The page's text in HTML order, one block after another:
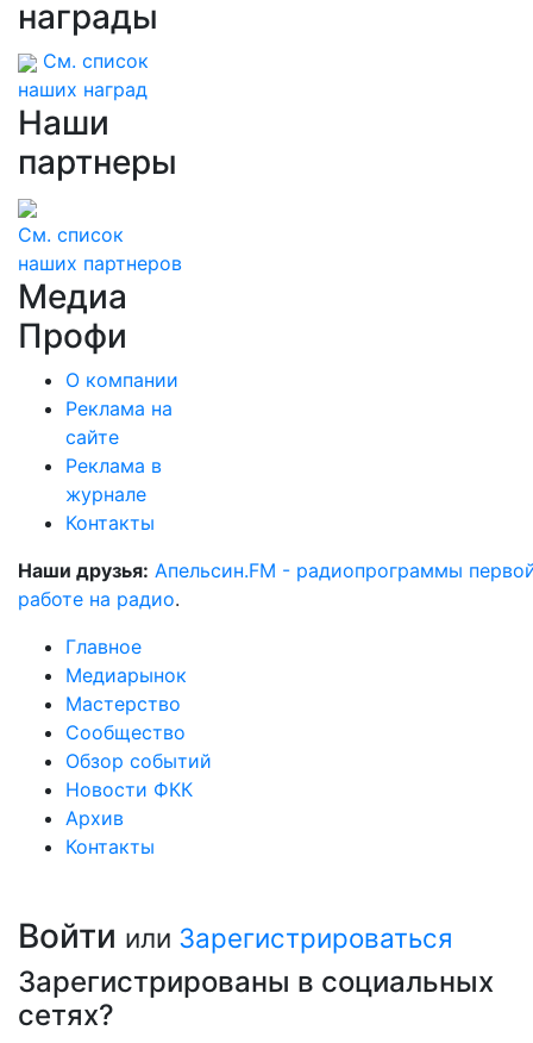
награды
См. список
наших наград
Наши
партнеры
См. список
наших партнеров
Медиа
Профи
О компании
Реклама на
сайте
Реклама в
журнале
Контакты
Наши друзья: Апельсин.FM - радиопрограммы
работе на радио.
Главное
Медиарынок
Мастерство
Сообщество
Обзор событий
Новости ФКК
Архив
Контакты
Войти или Зарегистрироваться
Зарегистрированы в социальных
сетях?